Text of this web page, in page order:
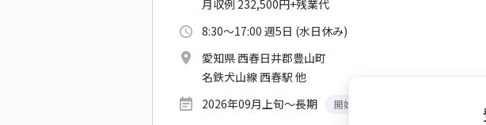
月収例 232,500円+残業代
8:30～17:00 週5日 (水日休み)
愛知県 西春日井郡豊山町
名鉄犬山線 西春駅 他
2026年09月上旬～長期
開始日相談OK